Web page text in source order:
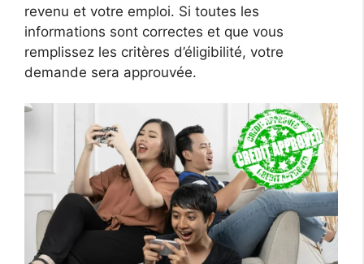
revenu et votre emploi. Si toutes les
informations sont correctes et que vous
remplissez les critères d’éligibilité, votre
demande sera approuvée.